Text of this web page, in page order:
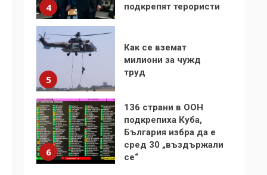
4
подкрепят терористи
5
Как се вземат
милиони за чужд
труд
6
136 страни в ООН
подкрепиха Куба,
България избра да е
сред 30 „въздържали
се“